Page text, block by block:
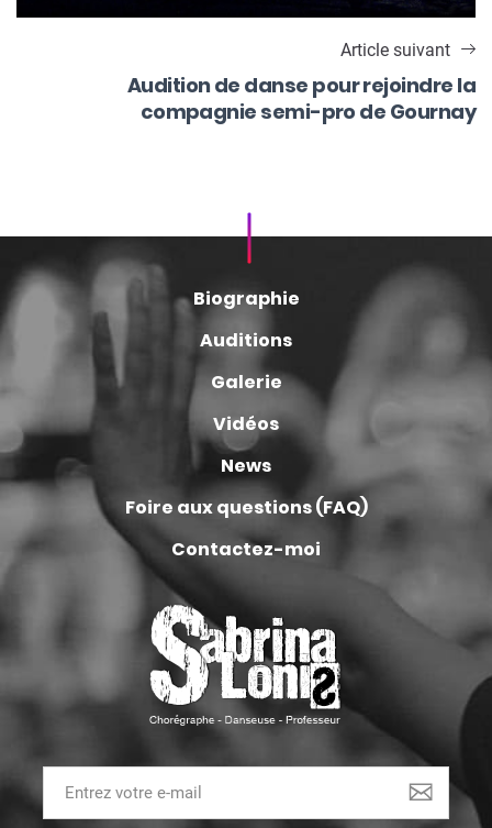
Article suivant
Audition de danse pour rejoindre la
compagnie semi-pro de Gournay
Biographie
Auditions
Galerie
Vidéos
News
Foire aux questions (FAQ)
Contactez-moi